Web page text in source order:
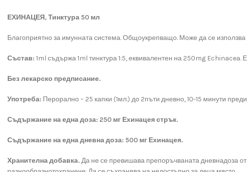
ЕХИНАЦЕЯ, Тинктура 50 мл
Благоприятно за имунната система. Общоукрепващо. Може да се използва
Състав: 1ml съдържа 1ml тинктура 1:5, еквивалентен на 250mg Echinacea.
Без лекарско предписание.
Употреба: Перорално – 25 капки (1мл.) до 2пъти дневно, 10-15 минути
Съдържание на една доза: 250 мг Ехинацея стрък.
Съдържание на една дневна доза: 500 мг Ехинацея.
Хранителна добавка. Да не се превишава препоръчваната дневнадоза